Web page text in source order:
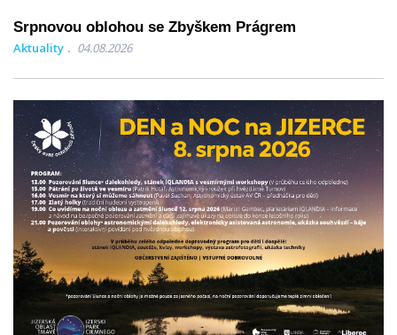
Srpnovou oblohou se Zbyškem Prágrem
Aktuality 04.08.2026